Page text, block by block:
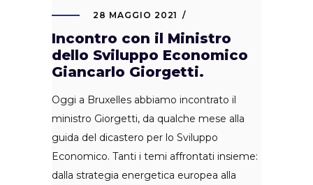
28 MAGGIO 2021
Incontro con il Ministro
dello Sviluppo Economico
Giancarlo Giorgetti.
Oggi a Bruxelles abbiamo incontrato il
ministro Giorgetti, da qualche mese alla
guida del dicastero per lo Sviluppo
Economico. Tanti i temi affrontati insieme:
dalla strategia energetica europea alla